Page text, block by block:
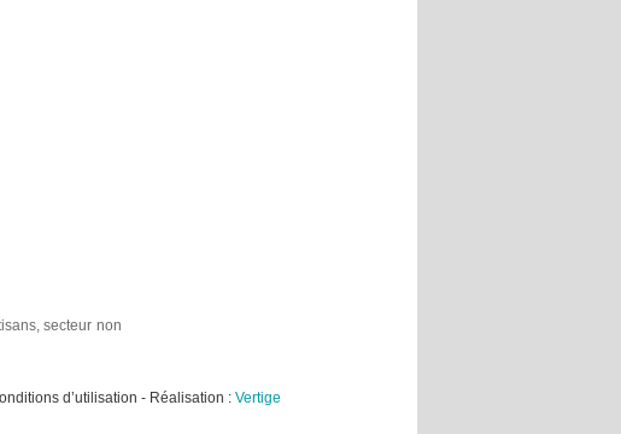
secteur non
d’utilisation - Réalisation : Vertige